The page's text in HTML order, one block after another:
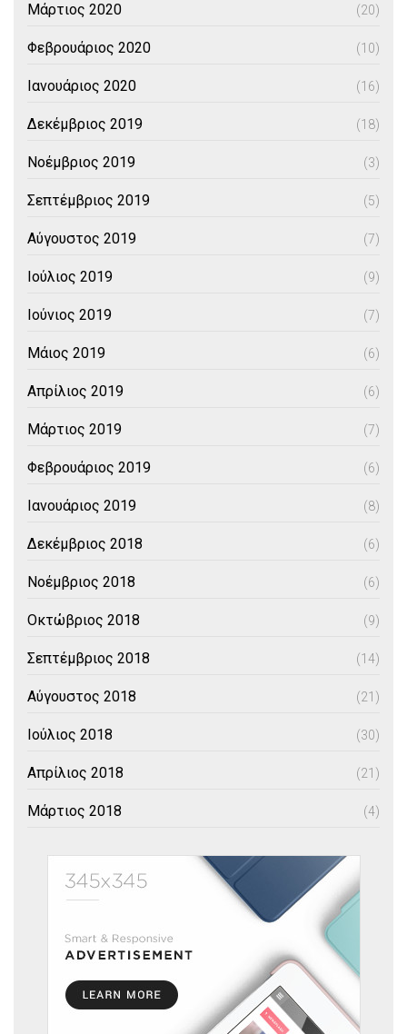
Μάρτιος 2020 (20)
Φεβρουάριος 2020 (10)
Ιανουάριος 2020 (16)
Δεκέμβριος 2019 (18)
Νοέμβριος 2019 (3)
Σεπτέμβριος 2019 (5)
Αύγουστος 2019 (7)
Ιούλιος 2019 (9)
Ιούνιος 2019 (7)
Μάιος 2019 (6)
Απρίλιος 2019 (6)
Μάρτιος 2019 (7)
Φεβρουάριος 2019 (6)
Ιανουάριος 2019 (8)
Δεκέμβριος 2018 (6)
Νοέμβριος 2018 (6)
Οκτώβριος 2018 (9)
Σεπτέμβριος 2018 (14)
Αύγουστος 2018 (21)
Ιούλιος 2018 (30)
Απρίλιος 2018 (21)
Μάρτιος 2018 (4)